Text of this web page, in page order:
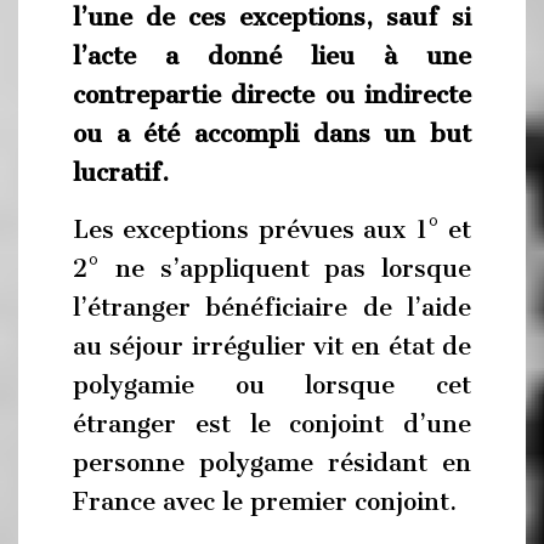
l’une de ces exceptions, sauf si
l’acte a donné lieu à une
contrepartie directe ou indirecte
ou a été accompli dans un but
lucratif.
Les exceptions prévues aux 1° et
2° ne s’appliquent pas lorsque
l’étranger bénéficiaire de l’aide
au séjour irrégulier vit en état de
polygamie ou lorsque cet
étranger est le conjoint d’une
personne polygame résidant en
France avec le premier conjoint.